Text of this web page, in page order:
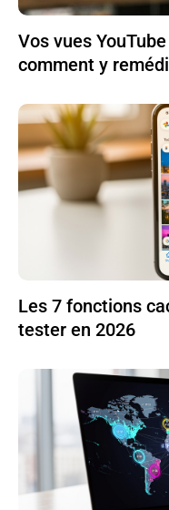
Vos vues
comment y
Les 7 fonctions
tester en 2026